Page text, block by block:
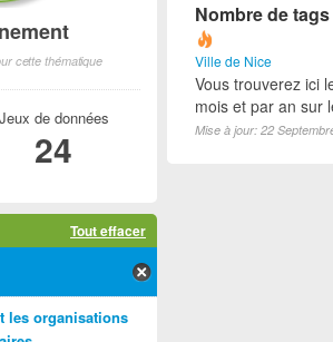
Nombre de
Ville de Nice
Vous trouverez ici
mois et par an sur
Mise à jour: 22
cette thématique
Jeux de données
24
Tout effacer
les organisations